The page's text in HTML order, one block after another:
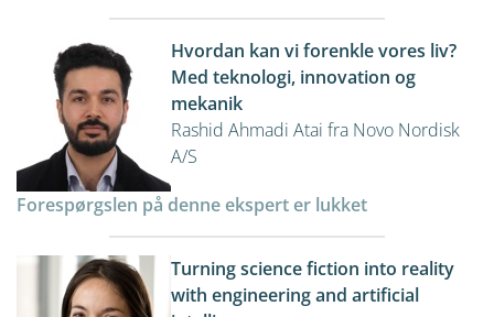
Hvordan kan vi forenkle vores liv?
Med teknologi, innovation og
mekanik
Rashid Ahmadi Atai fra Novo Nordisk
A/S
Forespørgslen på denne ekspert er lukket
Turning science fiction into reality
with engineering and artificial